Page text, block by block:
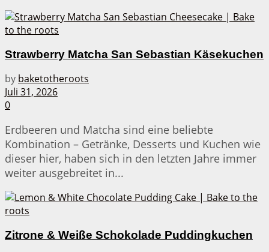
Strawberry Matcha San Sebastian Käsekuchen
by baketotheroots
Juli 31, 2026
0
Erdbeeren und Matcha sind eine beliebte
Kombination – Getränke, Desserts und Kuchen wie
dieser hier, haben sich in den letzten Jahre immer
weiter ausgebreitet in...
Zitrone & Weiße Schokolade Puddingkuchen